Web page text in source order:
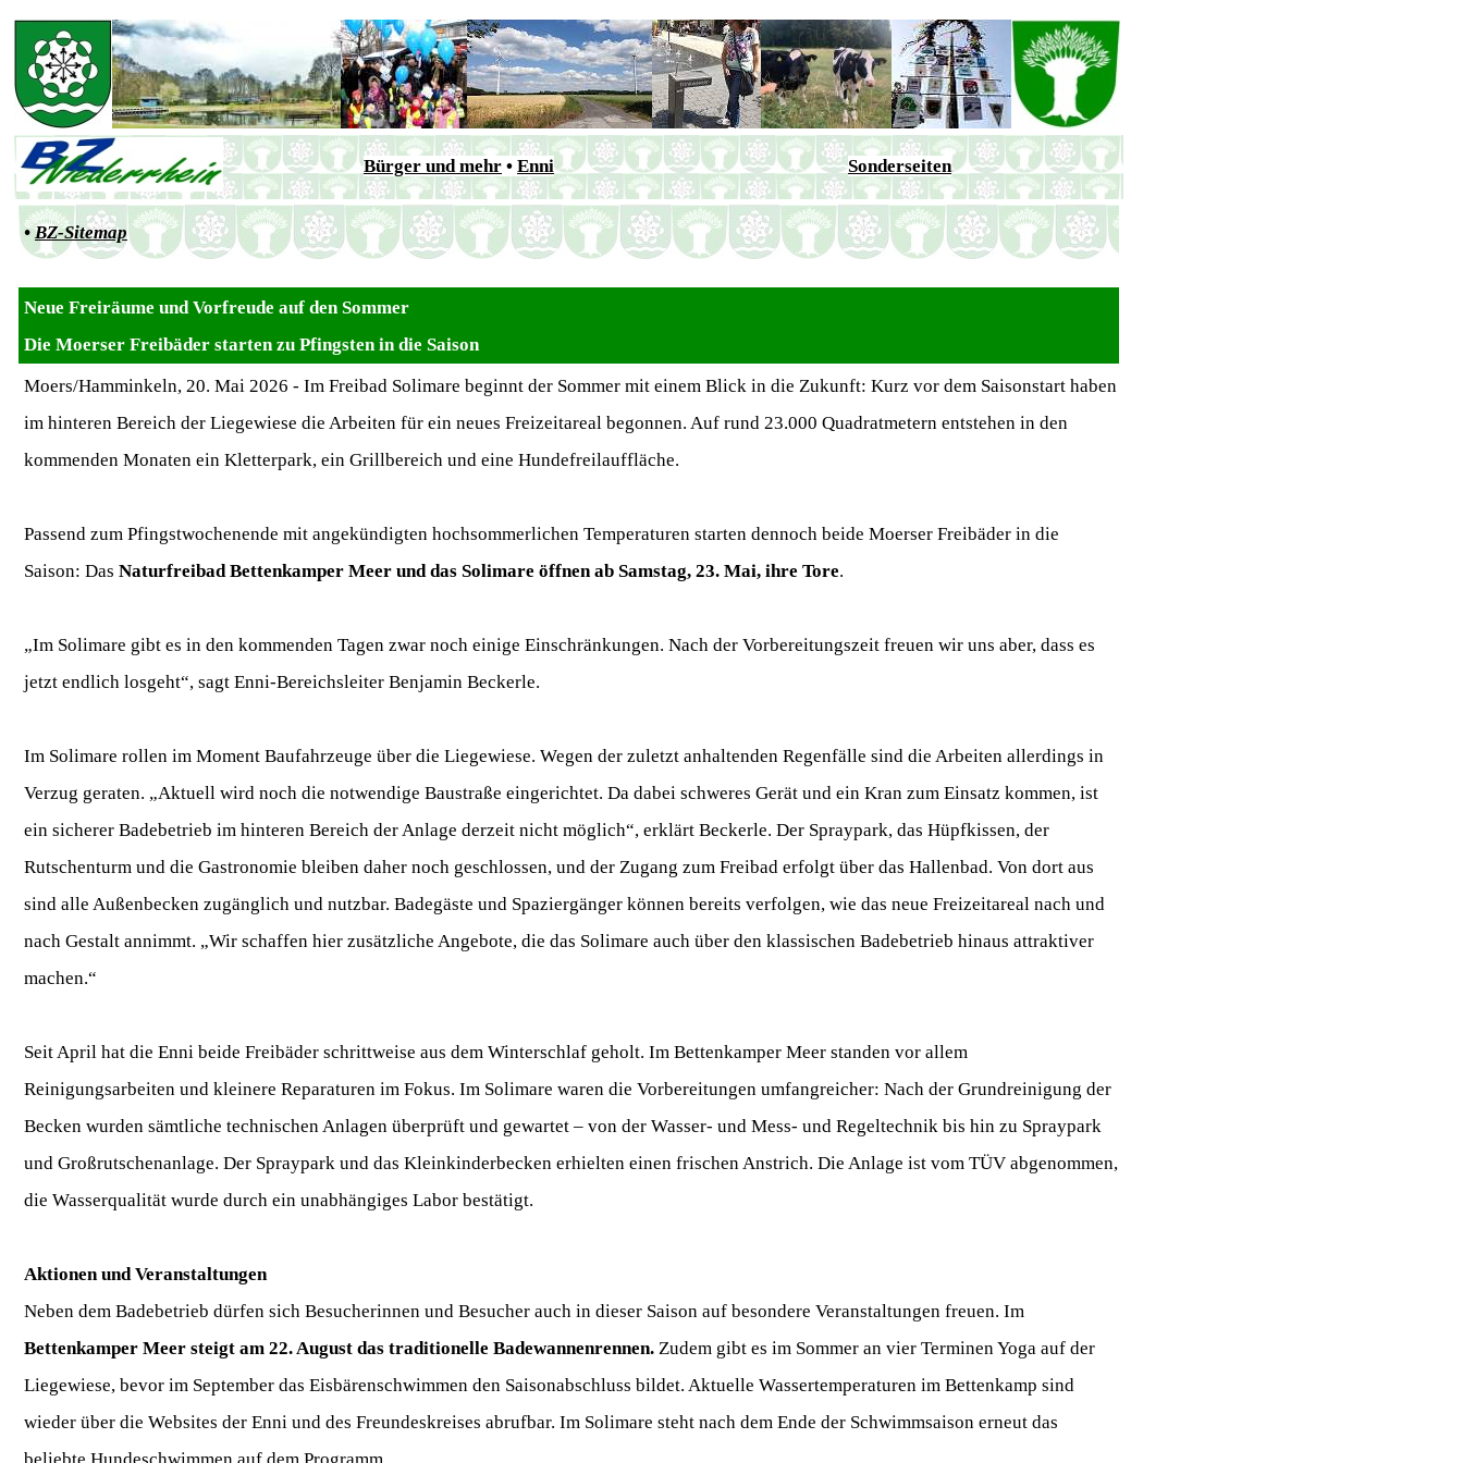
Bürger und mehr • Enni Sonderseiten
•BZ-Sitemap
Neue Freiräume und Vorfreude auf den Sommer
Die Moerser Freibäder starten zu Pfingsten in die Saison
Moers/Hamminkeln, 20. Mai 2026 - Im Freibad Solimare beginnt der Sommer mit einem Blick in die Zukunft: Kurz vor dem Saisonstart haben
im hinteren Bereich der Liegewiese die Arbeiten für ein neues Freizeitareal begonnen. Auf rund 23.000 Quadratmetern entstehen in den
kommenden Monaten ein Kletterpark, ein Grillbereich und eine Hundefreilauffläche.
Passend zum Pfingstwochenende mit angekündigten hochsommerlichen Temperaturen starten dennoch beide Moerser Freibäder in die
Saison: Das Naturfreibad Bettenkamper Meer und das Solimare öffnen ab Samstag, 23. Mai, ihre Tore.
„Im Solimare gibt es in den kommenden Tagen zwar noch einige Einschränkungen. Nach der Vorbereitungszeit freuen wir uns aber, dass es
jetzt endlich losgeht“, sagt Enni‑Bereichsleiter Benjamin Beckerle.
Im Solimare rollen im Moment Baufahrzeuge über die Liegewiese. Wegen der zuletzt anhaltenden Regenfälle sind die Arbeiten allerdings in
Verzug geraten. „Aktuell wird noch die notwendige Baustraße eingerichtet. Da dabei schweres Gerät und ein Kran zum Einsatz kommen, ist
ein sicherer Badebetrieb im hinteren Bereich der Anlage derzeit nicht möglich“, erklärt Beckerle. Der Spraypark, das Hüpfkissen, der
Rutschenturm und die Gastronomie bleiben daher noch geschlossen, und der Zugang zum Freibad erfolgt über das Hallenbad. Von dort aus
sind alle Außenbecken zugänglich und nutzbar. Badegäste und Spaziergänger können bereits verfolgen, wie das neue Freizeitareal nach und
nach Gestalt annimmt. „Wir schaffen hier zusätzliche Angebote, die das Solimare auch über den klassischen Badebetrieb hinaus attraktiver
machen.“
Seit April hat die Enni beide Freibäder schrittweise aus dem Winterschlaf geholt. Im Bettenkamper Meer standen vor allem
Reinigungsarbeiten und kleinere Reparaturen im Fokus. Im Solimare waren die Vorbereitungen umfangreicher: Nach der Grundreinigung der
Becken wurden sämtliche technischen Anlagen überprüft und gewartet – von der Wasser- und Mess‑ und Regeltechnik bis hin zu Spraypark
und Großrutschenanlage. Der Spraypark und das Kleinkinderbecken erhielten einen frischen Anstrich. Die Anlage ist vom TÜV abgenommen,
die Wasserqualität wurde durch ein unabhängiges Labor bestätigt.
Aktionen und Veranstaltungen
Neben dem Badebetrieb dürfen sich Besucherinnen und Besucher auch in dieser Saison auf besondere Veranstaltungen freuen. Im
Bettenkamper Meer steigt am 22. August das traditionelle Badewannenrennen. Zudem gibt es im Sommer an vier Terminen Yoga auf der
Liegewiese, bevor im September das Eisbärenschwimmen den Saisonabschluss bildet. Aktuelle Wassertemperaturen im Bettenkamp sind
wieder über die Websites der Enni und des Freundeskreises abrufbar. Im Solimare steht nach dem Ende der Schwimmsaison erneut das